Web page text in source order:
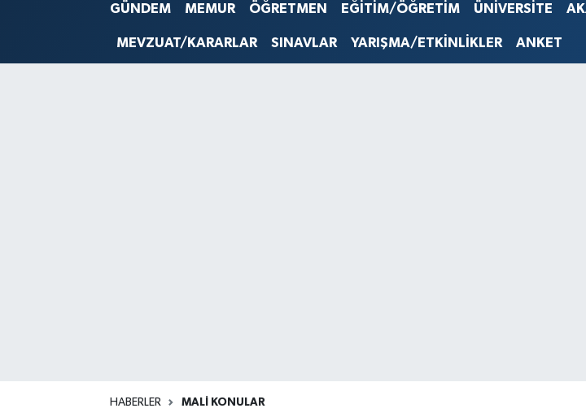
GÜNDEM MEMUR ÖĞRETMEN EĞİTİM/ÖĞRETİM ÜNİVERSİTE
MEVZUAT/KARARLAR SINAVLAR YARIŞMA/ETKİNLİKLER ANKET
HABERLER MALİ KONULAR